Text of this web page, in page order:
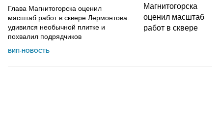
Глава Магнитогорска оценил
масштаб работ в сквере Лермонтова:
удивился необычной плитке и
похвалил подрядчиков
ВИП-НОВОСТЬ